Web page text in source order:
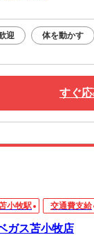
迎 体を動かす
すぐ
小牧駅 交通費支給
ガス苫小牧店